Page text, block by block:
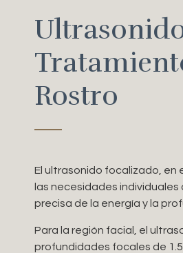
Rostro
El ultrasonido focalizado,
las necesidades
precisa de la energía y la
Para la región facial, el
profundidades focales de